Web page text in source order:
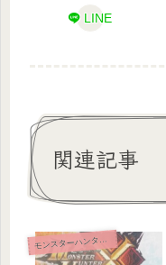
LINE
関連記事
モ ンスターハンタークロス